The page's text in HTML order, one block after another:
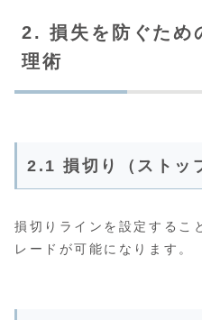
2. 損失を防ぐため
理術
2.1 損切り（ストッ
損切りラインを設定するこ
レードが可能になります。